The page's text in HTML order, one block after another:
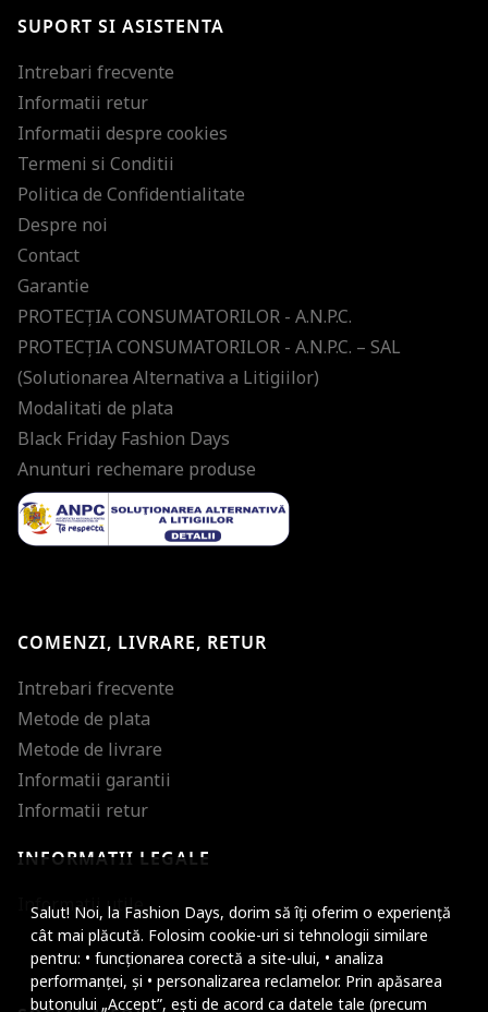
Salut! Noi, la Fashion Days, dorim să îți oferim o experiență
cât mai plăcută. Folosim cookie-uri si tehnologii similare
pentru: • funcționarea corectă a site-ului, • analiza
performanței, și • personalizarea reclamelor. Prin apăsarea
butonului „Accept”, ești de acord ca datele tale (precum
ultimele tendinte in moda!
SUPORT SI ASISTENTA
Intrebari frecvente
Informatii retur
Informatii despre cookies
Termeni si Conditii
Politica de Confidentialitate
Despre noi
Contact
Garantie
PROTECŢIA CONSUMATORILOR - A.N.P.C.
PROTECŢIA CONSUMATORILOR - A.N.P.C. – SAL
(Solutionarea Alternativa a Litigiilor)
Modalitati de plata
Black Friday Fashion Days
Anunturi rechemare produse
COMENZI, LIVRARE, RETUR
Intrebari frecvente
Metode de plata
Metode de livrare
Informatii garantii
Informatii retur
INFORMATII LEGALE
Informatii utile
Micsoreaza
Mareste spatierea